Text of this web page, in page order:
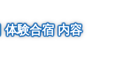
体験合宿 内容